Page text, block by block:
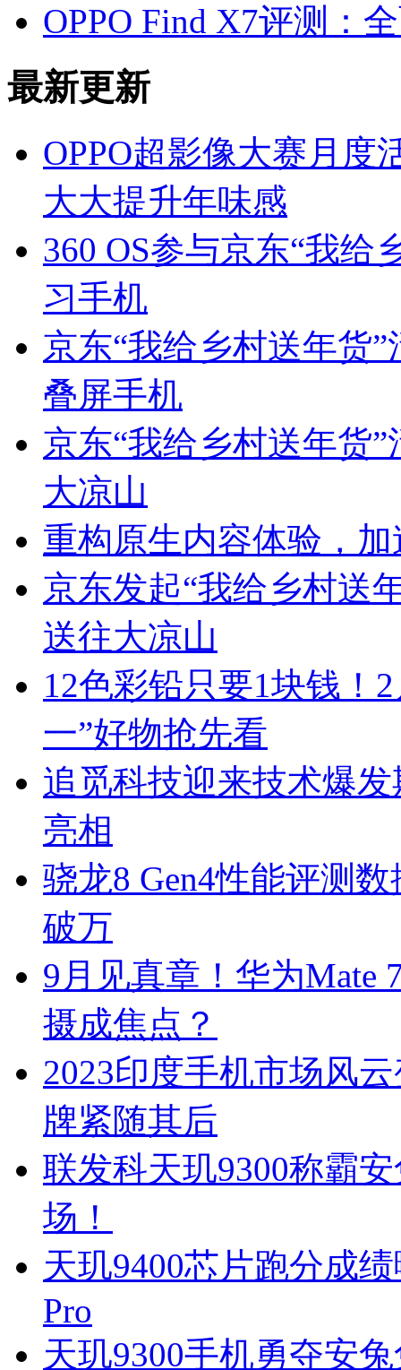
OPPO Find X7评测：
最新更新
OPPO超影像大赛月度
大大提升年味感
360 OS参与京东“我给
习手机
京东“我给乡村送年货
叠屏手机
京东“我给乡村送年货
大凉山
重构原生内容体验，
京东发起“我给乡村送
送往大凉山
12色彩铅只要1块钱！
一”好物抢先看
追觅科技迎来技术爆
亮相
骁龙8 Gen4性能评测
破万
9月见真章！华为Mate
摄成焦点？
2023印度手机市场风
牌紧随其后
联发科天玑9300称霸
场！
天玑9400芯片跑分成
Pro
天玑9300手机勇夺安